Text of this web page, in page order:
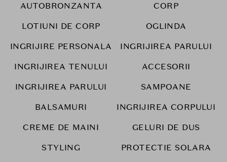
AUTOBRONZANTA
CORP
LOTIUNI DE CORP
OGLINDA
INGRIJIRE PERSONALA
INGRIJIREA PARULUI
INGRIJIREA TENULUI
ACCESORII
INGRIJIREA PARULUI
SAMPOANE
BALSAMURI
INGRIJIREA CORPULUI
CREME DE MAINI
GELURI DE DUS
STYLING
PROTECTIE SOLARA